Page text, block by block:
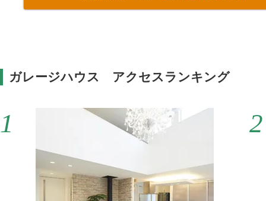
ガレージハウス アクセスランキング